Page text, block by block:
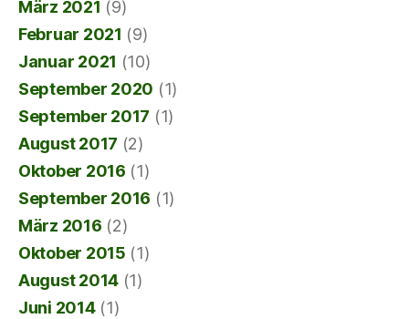
März 2021 (9)
Februar 2021 (9)
Januar 2021 (10)
September 2020 (1)
September 2017 (1)
August 2017 (2)
Oktober 2016 (1)
September 2016 (1)
März 2016 (2)
Oktober 2015 (1)
August 2014 (1)
Juni 2014(1)